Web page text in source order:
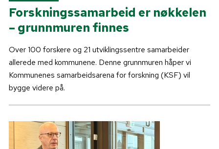
Forskningssamarbeid er nøkkelen
– grunnmuren finnes
Over 100 forskere og 21 utviklingssentre samarbeider
allerede med kommunene. Denne grunnmuren håper vi
Kommunenes samarbeidsarena for forskning (KSF) vil
bygge videre på.